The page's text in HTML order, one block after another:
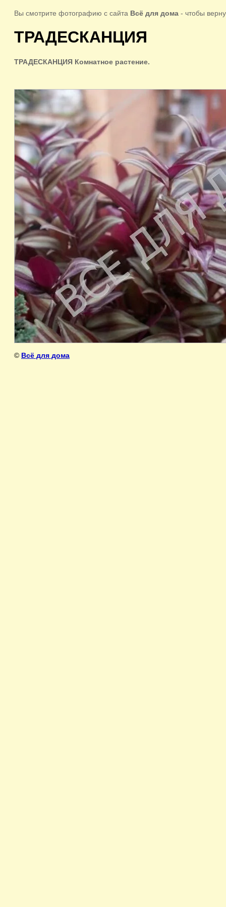
Вы смотрите фотографию с сайта Всё для дома - чтобы
ТРАДЕСКАНЦИЯ
ТРАДЕСКАНЦИЯ Комнатное растение.
© Всё для дома